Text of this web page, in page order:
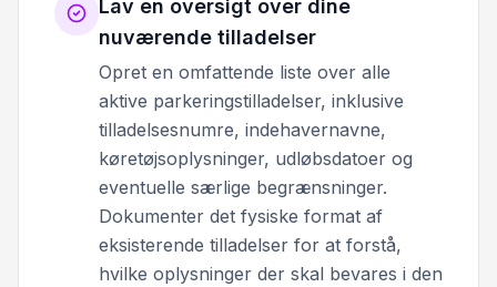
Lav en oversigt over dine
nuværende tilladelser
Opret en omfattende liste over alle
aktive parkeringstilladelser, inklusive
tilladelsesnumre, indehavernavne,
køretøjsoplysninger, udløbsdatoer og
eventuelle særlige begrænsninger.
Dokumenter det fysiske format af
eksisterende tilladelser for at forstå,
hvilke oplysninger der skal bevares i den